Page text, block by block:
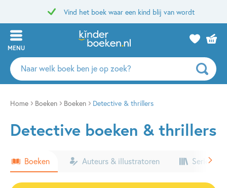
Vind het boek waar een kind blij van wordt
MENU
Zoeken
naar
auteurs
uitgevers
Home Boeken Boeken Detective & thrillers
Detective boeken & thrillers
Boeken Auteurs & illustratoren Series &